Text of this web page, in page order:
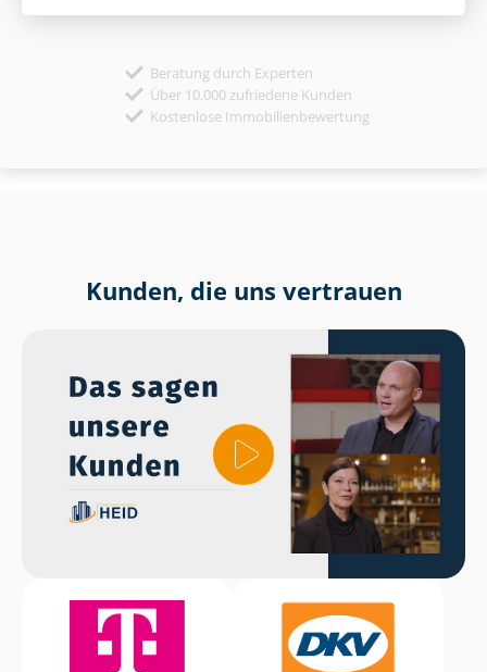
Beratung durch Experten
Über 10.000 zufriedene Kunden
Kostenlose Immobilienbewertung
Kunden, die uns vertrauen